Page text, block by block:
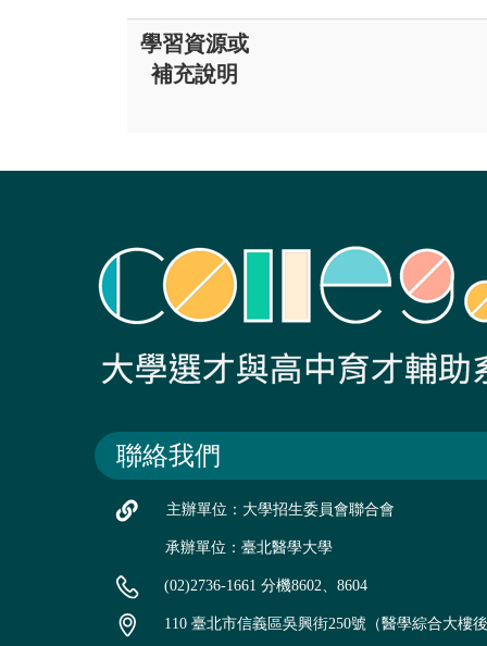
學習資源或
補充說明
聯絡我們
主辦單位：大學招生委員會聯合會
承辦單位：臺北醫學大學
(02)2736-1661 分機8602、8604
110 臺北市信義區吳興街250號（醫學綜合大樓